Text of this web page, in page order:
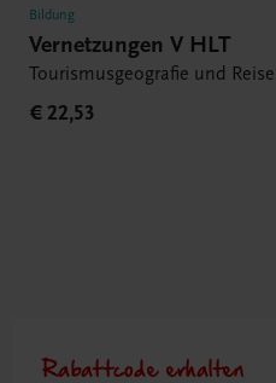
Bildung
Vernetzungen V HLT
Tourismusgeografie und
€ 22,53
Rabattcode erhalten